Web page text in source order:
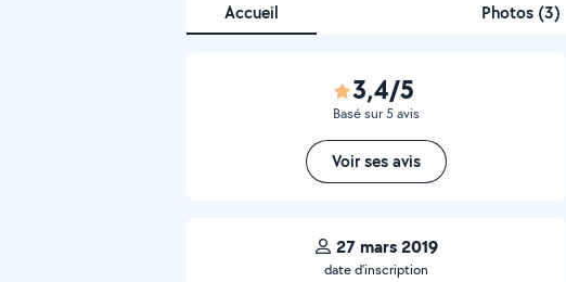
Accueil Photos (3)
3,4/5
Basé sur 5 avis
Voir ses avis
27 mars 2019
date d’inscription